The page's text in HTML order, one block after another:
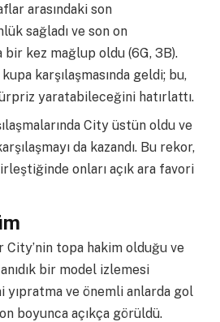
arasındaki son
sağladı ve son on
bir kez mağlup oldu (6G, 3B).
karşılaşmasında geldi; bu,
yaratabileceğini hatırlattı.
City üstün oldu ve
da kazandı. Bu rekor,
onları açık ara favori
City’nin topa hakim olduğu ve
bir model izlemesi
yıpratma ve önemli anlarda gol
boyunca açıkça görüldü.